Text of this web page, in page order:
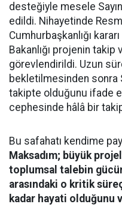
desteğiyle mesele
edildi. Nihayetinde
Cumhurbaşkanlığı
Bakanlığı projenin
görevlendirildi. Uzun
bekletilmesinden sonra
takipte olduğunu ifade
cephesinde hâlâ bir
Bu safahatı kendime
Maksadım; büyük
toplumsal talebin
arasındaki o kritik
kadar hayati olduğunu